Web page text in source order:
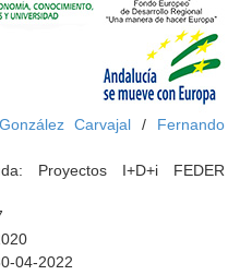
Carvajal / Fernando
Proyectos I+D+i FEDER
04-2022